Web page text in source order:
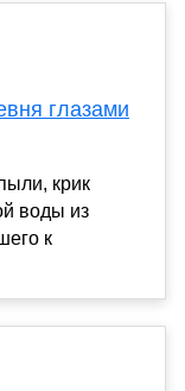
глазами
крик
воды из
к